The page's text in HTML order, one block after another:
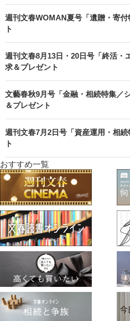
週刊文春WOMAN夏号「遺贈・寄
ト
週刊文春8月13日・20日号「終活・
求＆プレゼント
文藝春秋9月号「金融・相続特集／
＆プレゼント
週刊文春7月2日号「資産運用・相
ト
おすすめ一覧